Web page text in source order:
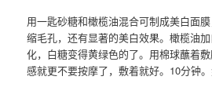
用一匙砂糖和橄榄油混合可制成美白面
缩毛孔，还有显著的美白效果。橄榄油
化，白糖变得黄绿色的了。用棉球蘸着
感就更不要按摩了，敷着就好。10分钟。